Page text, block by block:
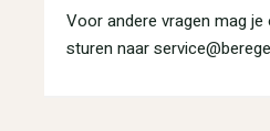
Voor andere vragen mag
sturen naar